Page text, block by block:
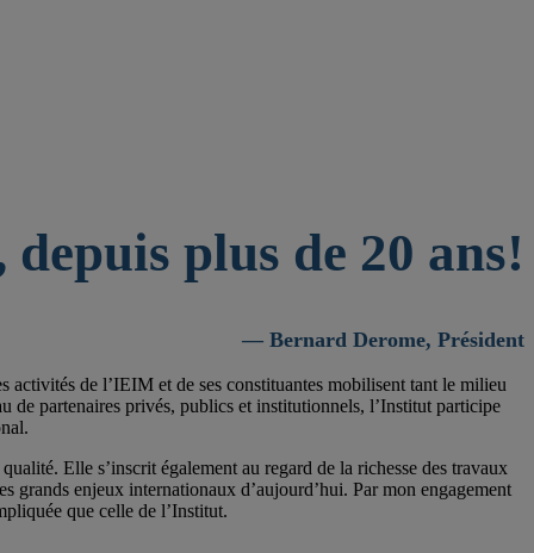
plus de 20 ans!
— Bernard Derome, Président
activités de l’IEIM et de ses constituantes mobilisent tant le milieu
de partenaires privés, publics et institutionnels, l’Institut participe
Elle s’inscrit également au regard de la richesse des travaux
grands enjeux internationaux d’aujourd’hui. Par mon engagement
que celle de l’Institut.